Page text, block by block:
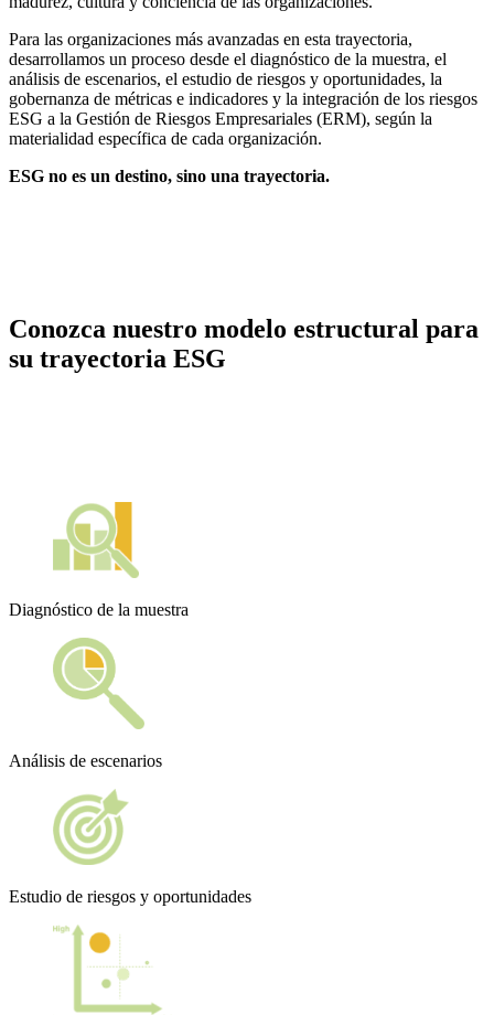
Para las organizaciones más avanzadas en esta trayectoria,
desarrollamos un proceso desde el diagnóstico de la muestra, el
análisis de escenarios, el estudio de riesgos y oportunidades, la
gobernanza de métricas e indicadores y la integración de los riesgos
ESG a la Gestión de Riesgos Empresariales (ERM), según la
materialidad específica de cada organización.
ESG no es un destino, sino una trayectoria.
Conozca nuestro modelo estructural para
su trayectoria ESG
Diagnóstico de la muestra
Análisis de escenarios
Estudio de riesgos y oportunidades